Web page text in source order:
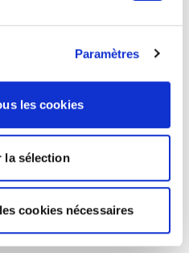
Paramètres
les cookies
la sélection
cookies nécessaires